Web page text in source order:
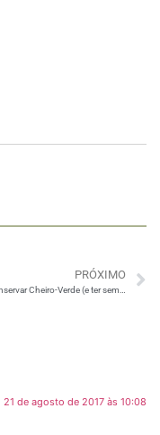
PRÓXIMO
Como Conservar Cheiro-Verde (e ter sempre erva fresca)
21 de agosto de 2017 às 10:08